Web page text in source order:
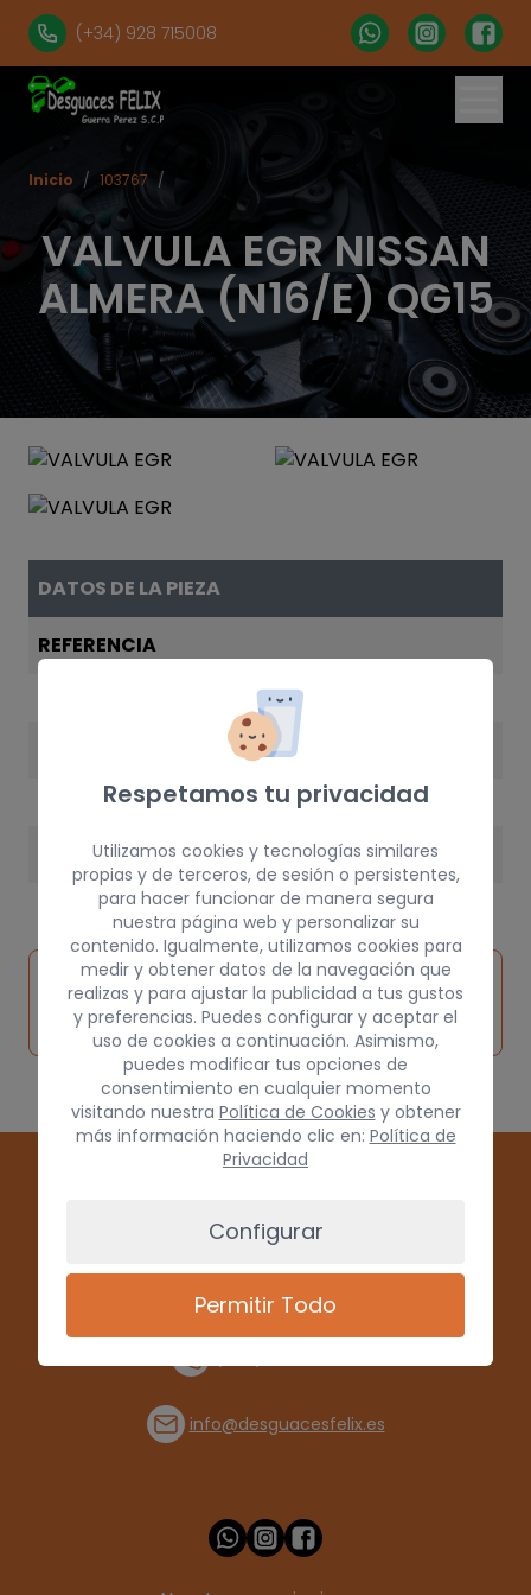
(+34) 928 715008
VALVULA EGR NISSAN
ALMERA (N16/E) QG15
Inicio / 103767 /
DATOS DE LA PIEZA
REFERENCIA
Inspeccionar
vehículo de
origen
Solicitar
pieza
Consultar
por
info@desguacesfelix.es
Respetamos tu privacidad
Utilizamos cookies y tecnologías similares
propias y de terceros, de sesión o persistentes,
para hacer funcionar de manera segura
nuestra página web y personalizar su
contenido. Igualmente, utilizamos cookies para
medir y obtener datos de la navegación que
realizas y para ajustar la publicidad a tus gustos
y preferencias. Puedes configurar y aceptar el
uso de cookies a continuación. Asimismo,
puedes modificar tus opciones de
consentimiento en cualquier momento
visitando nuestra Política de Cookies y obtener
más información haciendo clic en: Política de
Privacidad
Configurar
Permitir Todo